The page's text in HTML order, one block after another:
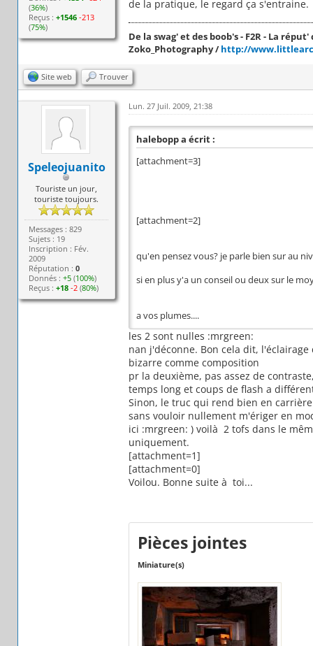
(36%)
Reçus :+1546 -213
(75%)
de la pratique, le regard ça s'entraine.
De la swag' et des boob's - F2R - La réput'
Zoko_Photography /http://
Site web Trouver
Speleojuanito
Touriste un jour,
touriste toujours.
Messages : 829
Sujets : 19
Inscription : Fév.
2009
Réputation :0
Donnés :+5 (100%)
Reçus :+18 -2 (80%)
Lun. 27 Juil. 2009, 21:38
halebopp a écrit :
[attachment=3]
[attachment=2]
qu'en pensez vous? je parle bien sur au
si en plus y'a un conseil ou deux sur le
a vos plumes....
les 2 sont nulles :mrgreen:
nan j'déconne. Bon cela dit,
bizarre comme composition
pr la deuxième, pas assez de
temps long et coups de flash a
Sinon, le truc qui rend bien en
sans vouloir nullement m'ériger en
ici :mrgreen: ) voilà 2 tofs dans le
uniquement.
[attachment=1]
[attachment=0]
Voilou. Bonne suite à toi...
Pièces jointes
Miniature(s)